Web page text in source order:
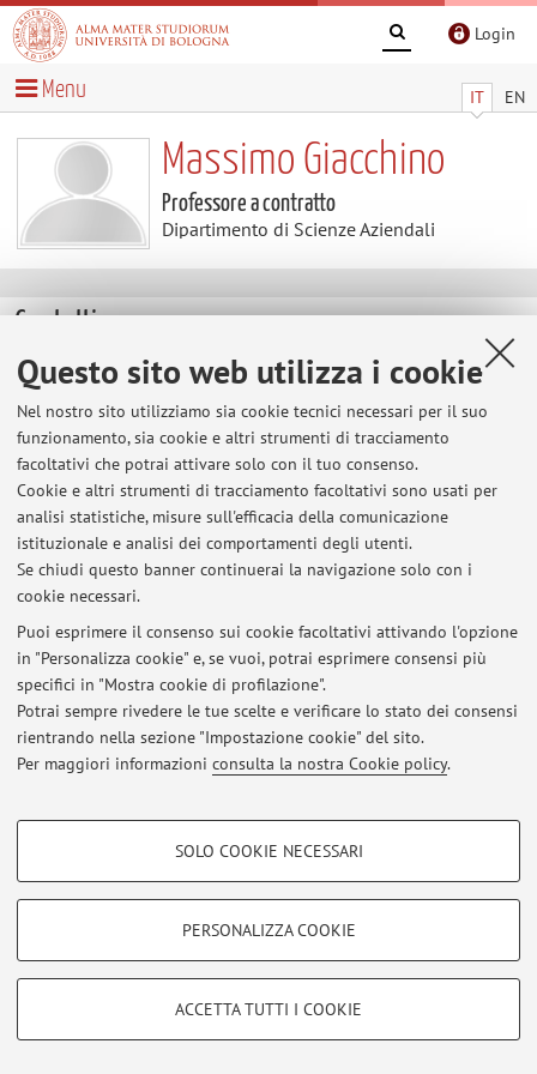
Questo sito web utilizza i cookie
Nel nostro sito utilizziamo sia cookie tecnici necessari per il suo
funzionamento, sia cookie e altri strumenti di tracciamento
facoltativi che potrai attivare solo con il tuo consenso.
Cookie e altri strumenti di tracciamento facoltativi sono usati per
analisi statistiche, misure sull'efficacia della comunicazione
istituzionale e analisi dei comportamenti degli utenti.
Se chiudi questo banner continuerai la navigazione solo con i
cookie necessari.
Puoi esprimere il consenso sui cookie facoltativi attivando l'opzione
in "Personalizza cookie" e, se vuoi, potrai esprimere consensi più
specifici in "Mostra cookie di profilazione".
Potrai sempre rivedere le tue scelte e verificare lo stato dei consensi
rientrando nella sezione "Impostazione cookie" del sito.
Per maggiori informazioni consulta la nostra Cookie policy.
COOKIE DI PROFILAZIONE - FACOLTATIVI
COOKIE TECNICI - NECESSARI
Si tratta di cookie tecnici utilizzati, a titolo esemplificativo, per il corretto
SOLO COOKIE NECESSARI
PERSONALIZZA COOKIE
ACCETTA TUTTI I COOKIE
Login
IT EN
Menu
Massimo Giacchino
Professore a contratto
Dipartimento di Scienze Aziendali
Contatti
E-mail: massimo.giacchino2@unibo.it
Dipartimento di Scienze Aziendali
Via Capo di Lucca 34, Bologna -
Vai alla mappa
Ultimi avvisi
Al momento non sono presenti avvisi.
Area riservata
per gestire tutti i contenuti del sito.
© 2026 - ALMA MATER STUDIORUM - Università di Bologna - Via
Zamboni, 33 - 40126 Bologna - Partita IVA: 01131710376
Privacy|Note legali|Impostazioni Cookie